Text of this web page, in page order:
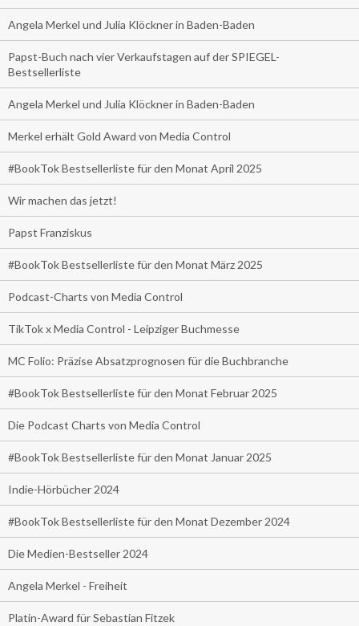
Angela Merkel und Julia Klöckner in Baden-Baden
Papst-Buch nach vier Verkaufstagen auf der SPIEGEL-
Bestsellerliste
Angela Merkel und Julia Klöckner in Baden-Baden
Merkel erhält Gold Award von Media Control
#BookTok Bestsellerliste für den Monat April 2025
Wir machen das jetzt!
Papst Franziskus
#BookTok Bestsellerliste für den Monat März 2025
Podcast-Charts von Media Control
TikTok x Media Control - Leipziger Buchmesse
MC Folio: Präzise Absatzprognosen für die Buchbranche
#BookTok Bestsellerliste für den Monat Februar 2025
Die Podcast Charts von Media Control
#BookTok Bestsellerliste für den Monat Januar 2025
Indie-Hörbücher 2024
#BookTok Bestsellerliste für den Monat Dezember 2024
Die Medien-Bestseller 2024
Angela Merkel - Freiheit
Platin-Award für Sebastian Fitzek